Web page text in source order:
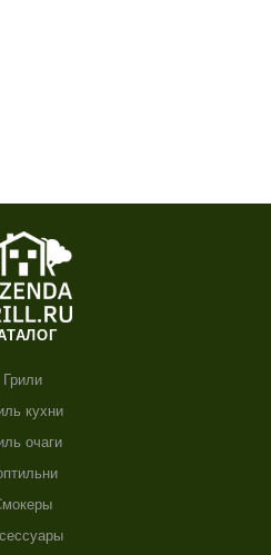
Грили
кухни
очаги